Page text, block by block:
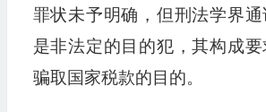
罪状未予明确，但刑法学界
是非法定的目的犯，其构成
骗取国家税款的目的。